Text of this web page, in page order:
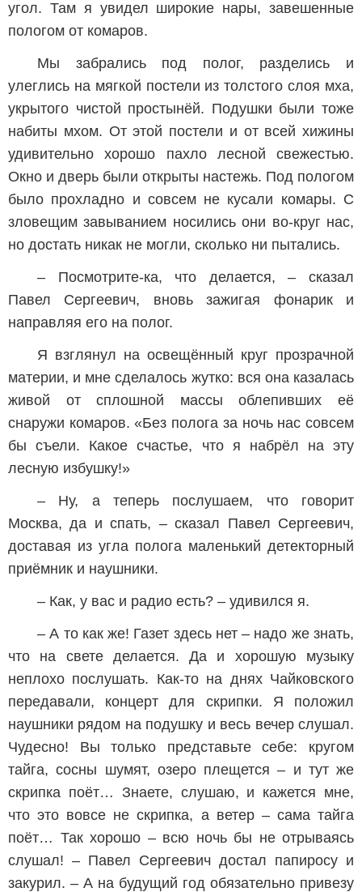
угол. Там я увидел широкие нары, завешенные
пологом от комаров.
Мы забрались под полог, разделись и
улеглись на мягкой постели из толстого слоя мха,
укрытого чистой простынёй. Подушки были тоже
набиты мхом. От этой постели и от всей хижины
удивительно хорошо пахло лесной свежестью.
Окно и дверь были открыты настежь. Под пологом
было прохладно и совсем не кусали комары. С
зловещим завыванием носились они во-круг нас,
но достать никак не могли, сколько ни пытались.
– Посмотрите-ка, что делается, – сказал
Павел Сергеевич, вновь зажигая фонарик и
направляя его на полог.
Я взглянул на освещённый круг прозрачной
материи, и мне сделалось жутко: вся она казалась
живой от сплошной массы облепивших её
снаружи комаров. «Без полога за ночь нас совсем
бы съели. Какое счастье, что я набрёл на эту
лесную избушку!»
– Ну, а теперь послушаем, что говорит
Москва, да и спать, – сказал Павел Сергеевич,
доставая из угла полога маленький детекторный
приёмник и наушники.
– Как, у вас и радио есть? – удивился я.
– А то как же! Газет здесь нет – надо же знать,
что на свете делается. Да и хорошую музыку
неплохо послушать. Как-то на днях Чайковского
передавали, концерт для скрипки. Я положил
наушники рядом на подушку и весь вечер слушал.
Чудесно! Вы только представьте себе: кругом
тайга, сосны шумят, озеро плещется – и тут же
скрипка поёт… Знаете, слушаю, и кажется мне,
что это вовсе не скрипка, а ветер – сама тайга
поёт… Так хорошо – всю ночь бы не отрываясь
слушал! – Павел Сергеевич достал папиросу и
закурил. – А на будущий год обязательно привезу